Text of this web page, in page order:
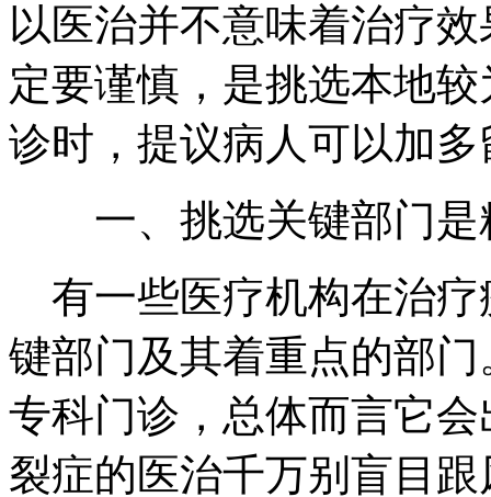
以医治并不意味着治疗
定要谨慎，是挑选本地
诊时，提议病人可以加多
一、挑选关键部门是
有一些医疗机构在治疗
键部门及其着重点的部
专科门诊，总体而言它
裂症的医治千万别盲目